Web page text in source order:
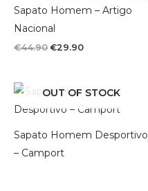
Sapato Homem – Artigo
Nacional
€44.90
€44.90.
€29.90
€29.90.
OUT OF STOCK
Sapato Homem Desportivo
– Camport